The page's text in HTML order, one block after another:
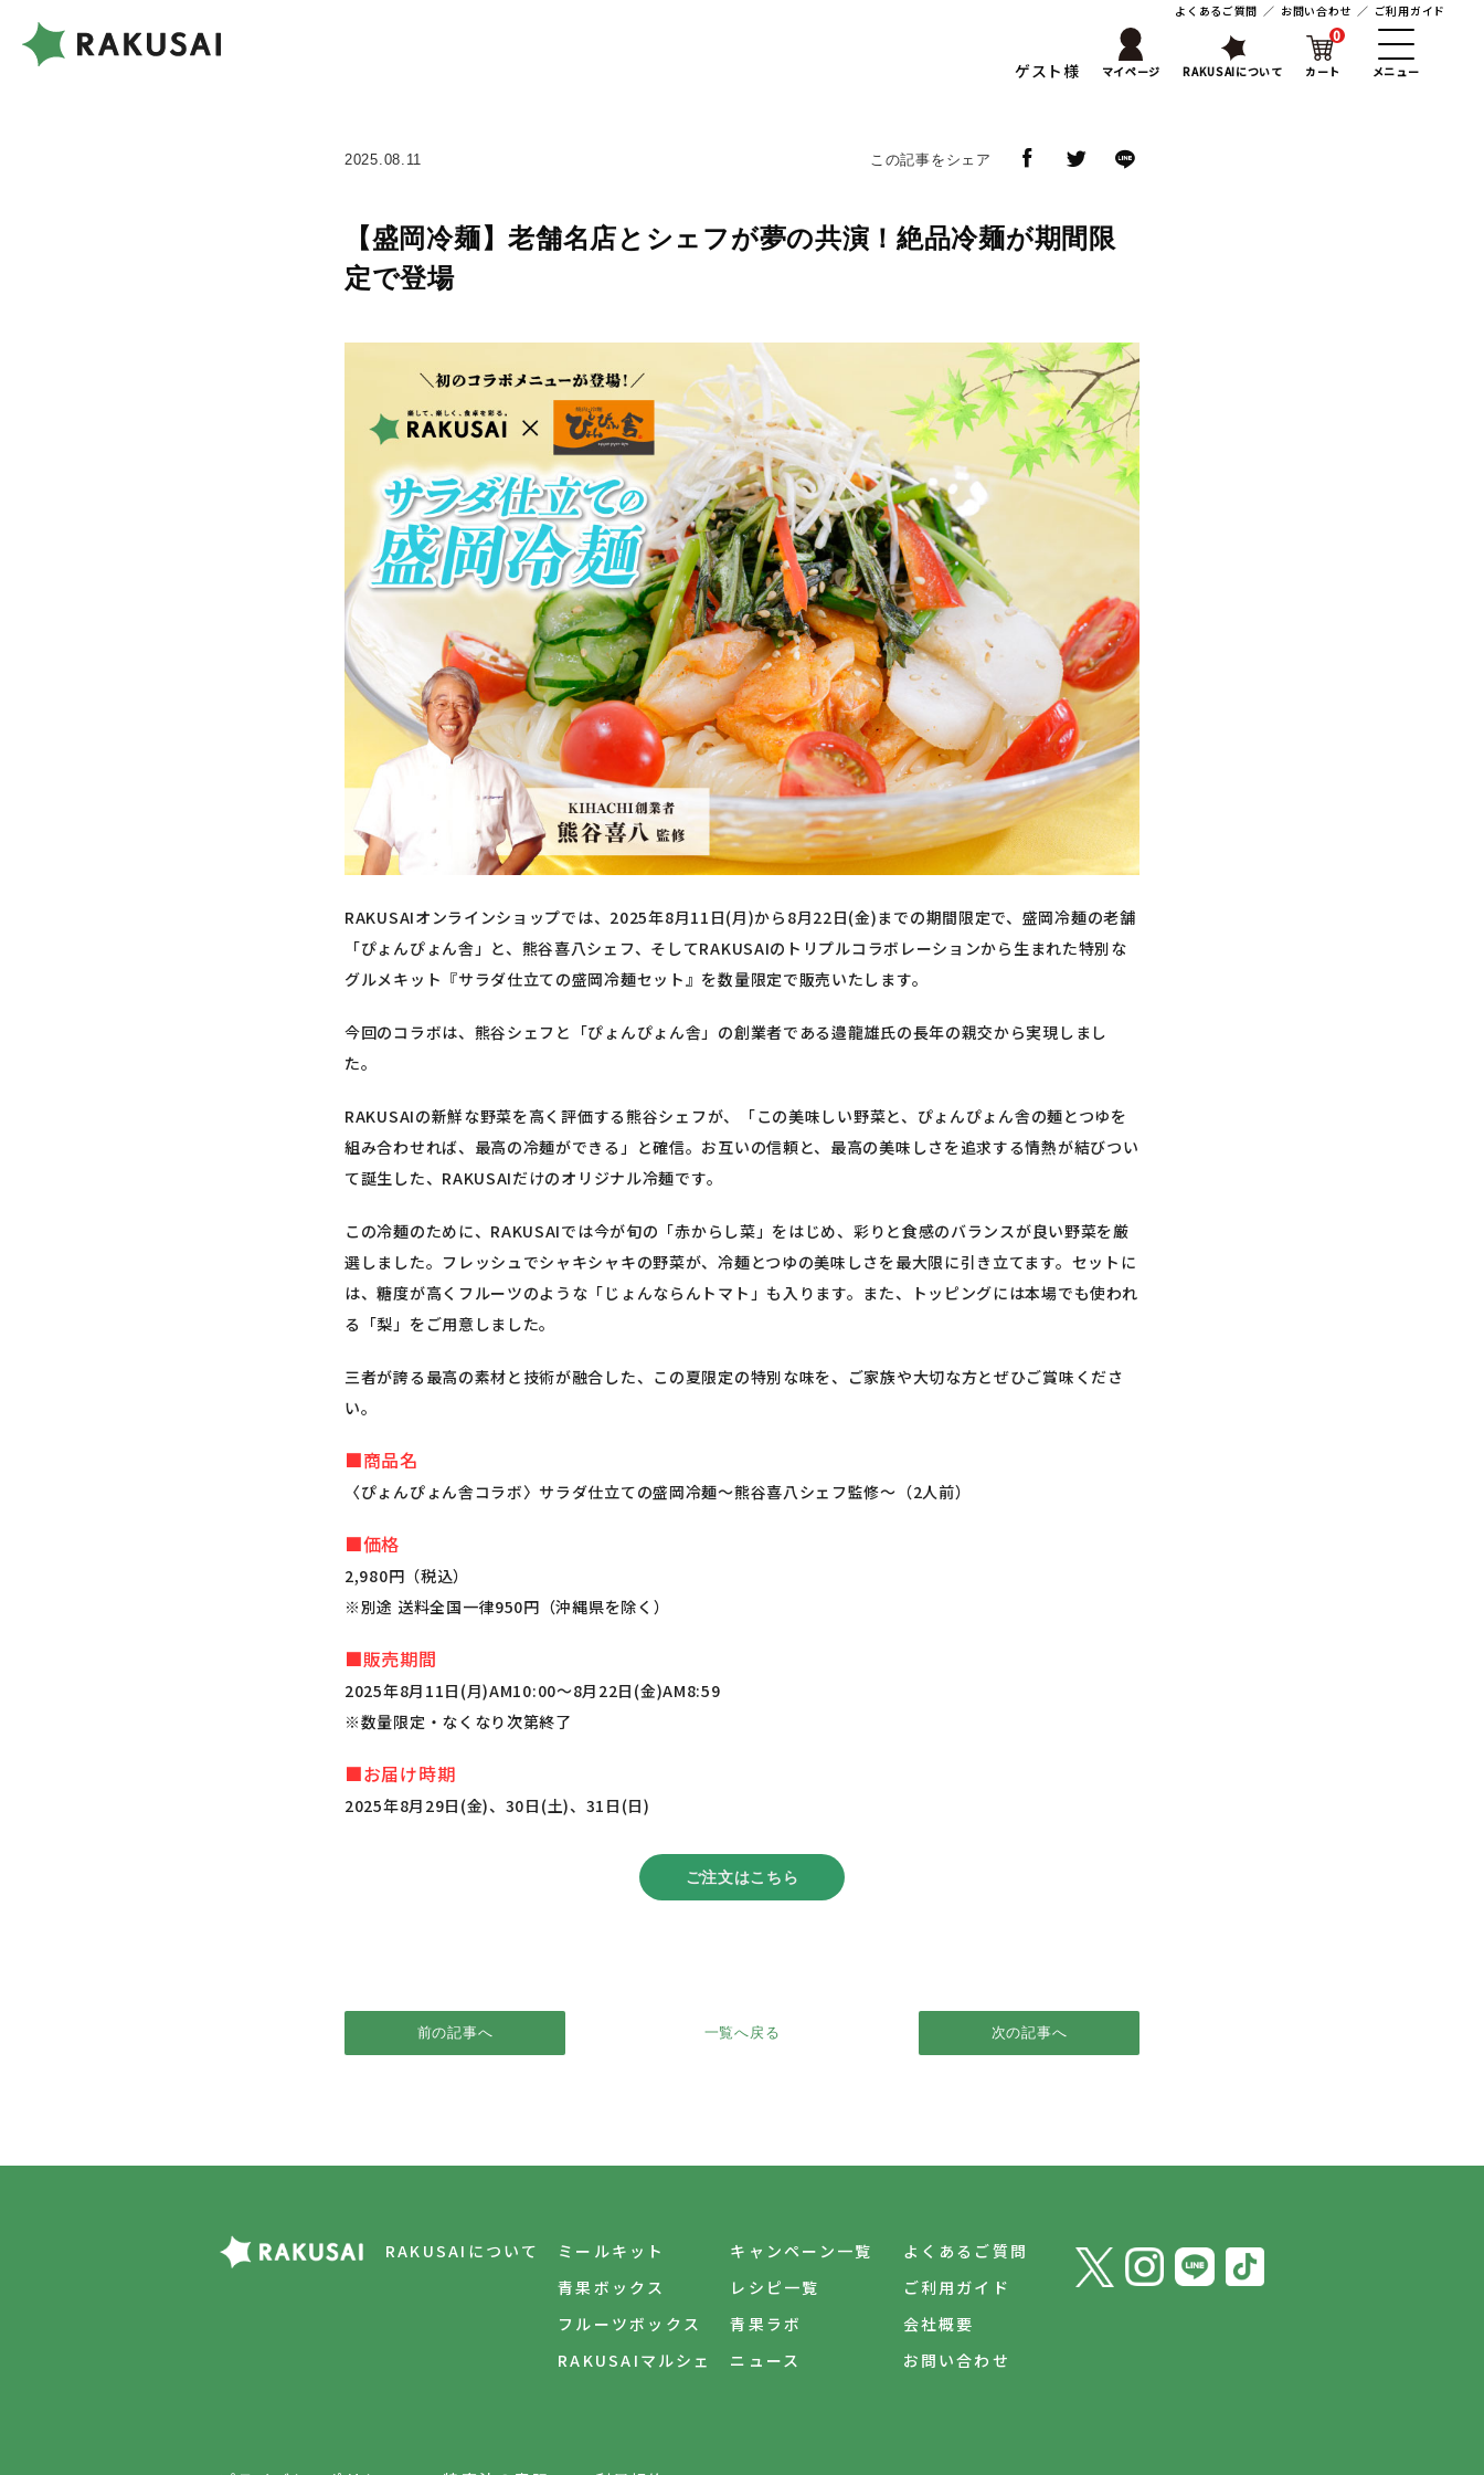
よくあるご質問 ／ お問い合わせ ／ ご利用ガイド
ゲスト様 マイページ RAKUSAIについて カート
0
メニュー
2025.08.11 この記事をシェア
【盛岡冷麺】老舗名店とシェフが夢の共演！絶品冷麺が期間限
定で登場
RAKUSAIオンラインショップでは、2025年8月11日(月)から8月22日(金)までの期間限定で、盛岡冷麺の老舗
「ぴょんぴょん舎」と、熊谷喜八シェフ、そしてRAKUSAIのトリプルコラボレーションから生まれた特別な
グルメキット『サラダ仕立ての盛岡冷麺セット』を数量限定で販売いたします。
今回のコラボは、熊谷シェフと「ぴょんぴょん舎」の創業者である邉龍雄氏の長年の親交から実現しまし
た。
RAKUSAIの新鮮な野菜を高く評価する熊谷シェフが、「この美味しい野菜と、ぴょんぴょん舎の麺とつゆを
組み合わせれば、最高の冷麺ができる」と確信。お互いの信頼と、最高の美味しさを追求する情熱が結びつい
て誕生した、RAKUSAIだけのオリジナル冷麺です。
この冷麺のために、RAKUSAIでは今が旬の「赤からし菜」をはじめ、彩りと食感のバランスが良い野菜を厳
選しました。フレッシュでシャキシャキの野菜が、冷麺とつゆの美味しさを最大限に引き立てます。セットに
は、糖度が高くフルーツのような「じょんならんトマト」も入ります。また、トッピングには本場でも使われ
る「梨」をご用意しました。
三者が誇る最高の素材と技術が融合した、この夏限定の特別な味を、ご家族や大切な方とぜひご賞味くださ
い。
■商品名
〈ぴょんぴょん舎コラボ〉サラダ仕立ての盛岡冷麺～熊谷喜八シェフ監修～（2人前）
■価格
2,980円（税込）
※別途 送料全国一律950円（沖縄県を除く）
■販売期間
2025年8月11日(月)AM10:00～8月22日(金)AM8:59
※数量限定・なくなり次第終了
■お届け時期
2025年8月29日(金)、30日(土)、31日(日)
ご注文はこちら
前の記事へ 一覧へ戻る 次の記事へ
RAKUSAIについて
ミールキット
青果ボックス
フルーツボックス
RAKUSAIマルシェ
キャンペーン一覧
レシピ一覧
青果ラボ
ニュース
よくあるご質問
ご利用ガイド
会社概要
お問い合わせ